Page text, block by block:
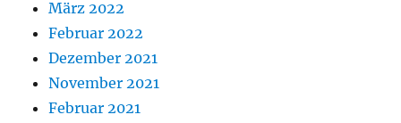
März 2022
Februar 2022
Dezember 2021
November 2021
Februar 2021